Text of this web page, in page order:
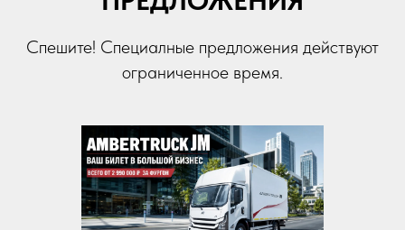
Спешите! Специалные предложения действуют
ограниченное время.